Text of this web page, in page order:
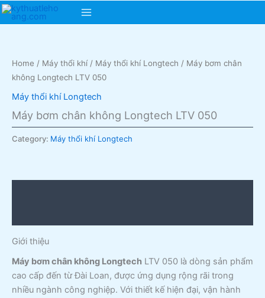
Skip
Main
Home / Máy thổi khí/ Máy thổi khí Longtech / Máy bơm chân
không Longtech LTV 050
Máy thổi khí Longtech
Máy bơm chân không Longtech LTV 050
Category: Máy thổi khí Longtech
Giới thiệu
Máy bơm chân không Longtech LTV 050 là dòng sản phẩm
cao cấp đến từ Đài Loan, được ứng dụng rộng rãi trong
nhiều ngành công nghiệp. Với thiết kế hiện đại, vận hành